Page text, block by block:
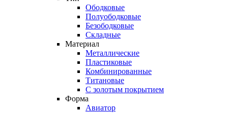
Ободковые
Полуободковые
Безободковые
Складные
Материал
Металлические
Пластиковые
Комбинированные
Титановые
С золотым покрытием
Форма
Авиатор